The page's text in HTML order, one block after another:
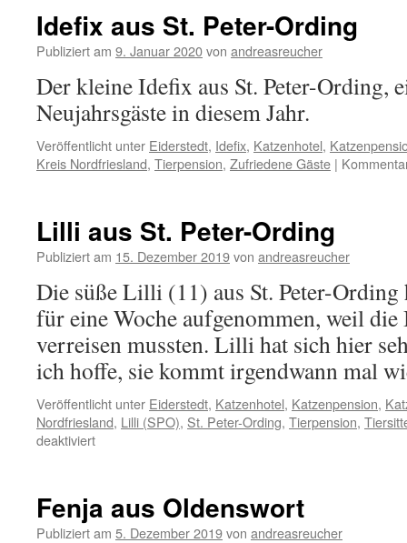
Idefix aus St. Peter-Ording
Publiziert am 9. Januar 2020von andreasreucher
Der kleine Idefix aus St. Peter-Ording,
Neujahrsgäste in diesem Jahr.
Veröffentlicht unter Eiderstedt, Idefix, Katzenhotel,
Kreis Nordfriesland, Tierpension, Zufriedene Gäste |
Lilli aus St. Peter-Ording
Publiziert am 15. Dezember 2019von andreasreucher
Die süße Lilli (11) aus St. Peter-
für eine Woche aufgenommen, weil die
verreisen mussten. Lilli hat sich hier
ich hoffe, sie kommt irgendwann mal
Veröffentlicht unter Eiderstedt, Katzenhotel, Katzenpension,
Nordfriesland, Lilli (SPO), St. Peter-Ording, Tierpension,
deaktiviertfür
Peter-
Ording
Fenja aus Oldenswort
Publiziert am 5. Dezember 2019von andreasreucher